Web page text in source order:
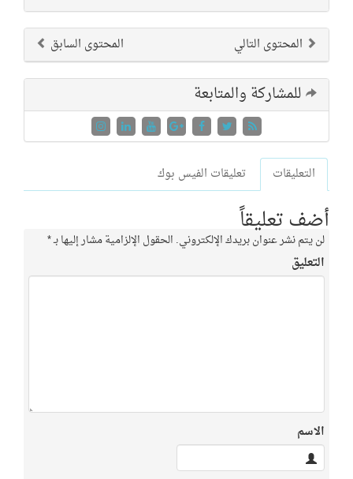
المحتوى السابق المحتوى التالي
للمشاركة والمتابعة
التعليقات تعليقات الفيس بوك
أضف تعليقاً
لن يتم نشر عنوان بريدك الإلكتروني. الحقول الإلزامية مشار إليها بـ*
التعليق
الاسم